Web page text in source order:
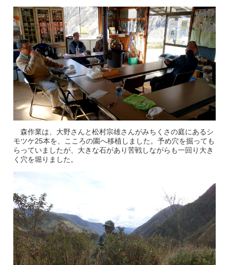
森作業は、大野さんと松村宗雄さんがみちくさの庭にあるシ
モツケ25本を、こころの園へ移植しました。予め穴を掘っても
らっていましたが、大きな石があり苦戦しながらも一回り大き
く穴を堀りました。